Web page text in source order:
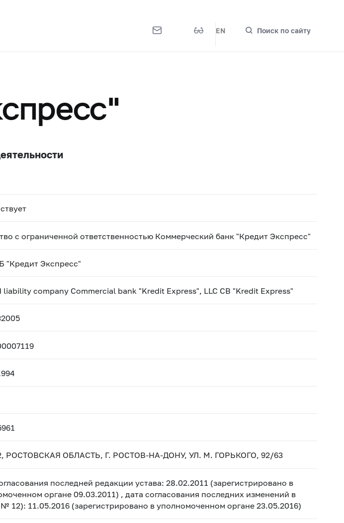
EN Поиск по сайту
с ограниченной ответственностью Коммерческий банк "Кредит Экспресс"
"Кредит Экспресс"
liability company Commercial bank "Kredit Express", LLC CB "Kredit Express"
РОСТОВСКАЯ ОБЛАСТЬ, Г. РОСТОВ-НА-ДОНУ, УЛ. М. ГОРЬКОГО, 92/63
последней редакции устава: 28.02.2011 (зарегистрировано в
органе 09.03.2011) , дата согласования последних изменений в
12): 11.05.2016 (зарегистрировано в уполномоченном органе 23.05.2016)